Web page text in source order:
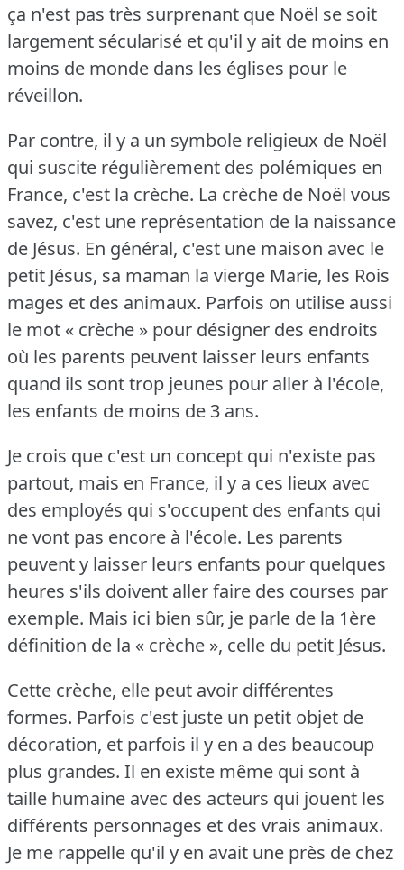
ça n'est pas très surprenant que Noël se soit
largement sécularisé et qu'il y ait de moins en
moins de monde dans les églises pour le
réveillon.
Par contre, il y a un symbole religieux de Noël
qui suscite régulièrement des polémiques en
France, c'est la crèche. La crèche de Noël vous
savez, c'est une représentation de la naissance
de Jésus. En général, c'est une maison avec le
petit Jésus, sa maman la vierge Marie, les Rois
mages et des animaux. Parfois on utilise aussi
le mot « crèche » pour désigner des endroits
où les parents peuvent laisser leurs enfants
quand ils sont trop jeunes pour aller à l'école,
les enfants de moins de 3 ans.
Je crois que c'est un concept qui n'existe pas
partout, mais en France, il y a ces lieux avec
des employés qui s'occupent des enfants qui
ne vont pas encore à l'école. Les parents
peuvent y laisser leurs enfants pour quelques
heures s'ils doivent aller faire des courses par
exemple. Mais ici bien sûr, je parle de la 1ère
définition de la « crèche », celle du petit Jésus.
Cette crèche, elle peut avoir différentes
formes. Parfois c'est juste un petit objet de
décoration, et parfois il y en a des beaucoup
plus grandes. Il en existe même qui sont à
taille humaine avec des acteurs qui jouent les
différents personnages et des vrais animaux.
Je me rappelle qu'il y en avait une près de chez